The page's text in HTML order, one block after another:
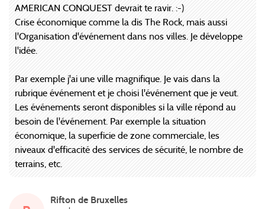
AMERICAN CONQUEST devrait te ravir. :-)
Crise économique comme la dis The Rock, mais aussi
l'Organisation d'événement dans nos villes. Je développe
l'idée.
Par exemple j'ai une ville magnifique. Je vais dans la
rubrique événement et je choisi l'événement que je veut.
Les événements seront disponibles si la ville répond au
besoin de l'événement. Par exemple la situation
économique, la superficie de zone commerciale, les
niveaux d'efficacité des services de sécurité, le nombre de
terrains, etc.
Rifton de Bruxelles